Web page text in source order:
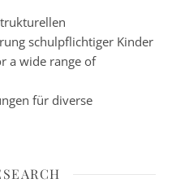
schulpflichtiger Kinder
a wide range of
für diverse